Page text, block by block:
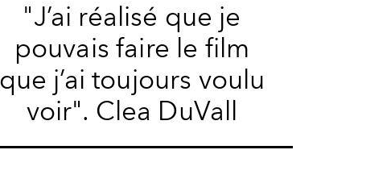
"J’ai réalisé que je
pouvais faire le film
que j’ai toujours voulu
voir". Clea DuVall